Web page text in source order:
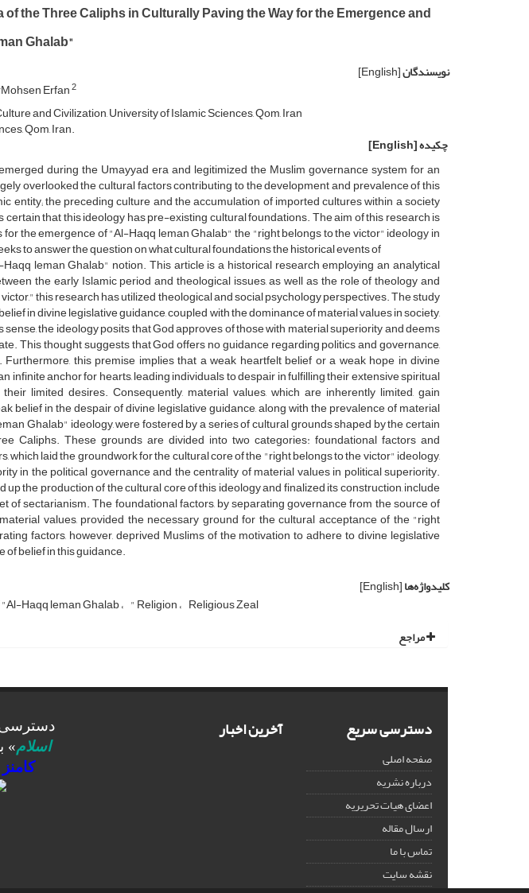
the Three Caliphs in Culturally Paving the Way for the Emergence and
Ghalab"
نویسندگان[English]
Erfan2
and Civilization, University of Islamic Sciences, Qom, Iran
Qom, Iran.
چکیده[English]
during the Umayyad era and legitimized the Muslim governance system for an
overlooked the cultural factors contributing to the development and prevalence of this
entity; the preceding culture and the accumulation of imported cultures within a society
that this ideology has pre-existing cultural foundations. The aim of this research is
the emergence of "Al-Haqq leman Ghalab" the "right belongs to the victor" ideology in
to answer the question on what cultural foundations the historical events of
leman Ghalab" notion. This article is a historical research employing an analytical
the early Islamic period and theological issues, as well as the role of theology and
this research has utilized theological and social psychology perspectives. The study
in divine legislative guidance, coupled with the dominance of material values in society,
the ideology posits that God approves of those with material superiority and deems
This thought suggests that God offers no guidance regarding politics and governance,
this premise implies that a weak heartfelt belief or a weak hope in divine
infinite anchor for hearts, leading individuals to despair in fulfilling their extensive spiritual
limited desires. Consequently, material values, which are inherently limited, gain
belief in the despair of divine legislative guidance, along with the prevalence of material
Ghalab" ideology, were fostered by a series of cultural grounds shaped by the certain
Caliphs. These grounds are divided into two categories: foundational factors and
laid the groundwork for the cultural core of the "right belongs to the victor" ideology,
in the political governance and the centrality of material values in political superiority.
up the production of the cultural core of this ideology and finalized its construction, include
of sectarianism. The foundational factors, by separating governance from the source of
values, provided the necessary ground for the cultural acceptance of the "right
factors, however, deprived Muslims of the motivation to adhere to divine legislative
belief in this guidance.
کلیدواژه‌ها[English]
Haqq leman Ghalab " Religion Religious Zeal
مراجع
دسترسی سریع
صفحه اصلی
درباره نشریه
اعضای هیات تحریریه
ارسال مقاله
تماس با ما
نقشه سایت
آخرین اخبار دسترسی
اسلام»
کامنز